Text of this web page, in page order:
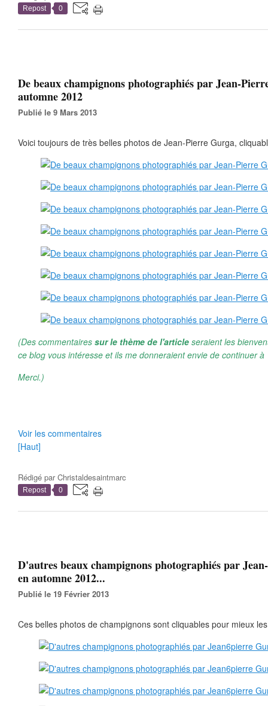
Repost 0
De beaux champignons photographiés par Jean-
automne 2012
Publié le 9 Mars 2013
Voici toujours de très belles photos de Jean-Pierre Gurga,
(Des commentaires sur le thème de l'article seraient les
ce blog vous intéresse et ils me donneraient envie de continuer
Merci.)
Voir les commentaires
[Haut]
Rédigé parChristaldesaintmarc
Repost 0
D'autres beaux champignons photographiés par
en automne 2012...
Publié le 19 Février 2013
Ces belles photos de champignons sont cliquables pour mieux